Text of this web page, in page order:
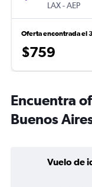
LAX-AEP
Oferta encontrada el
$759
Encuentra
Buenos
Vuelo de